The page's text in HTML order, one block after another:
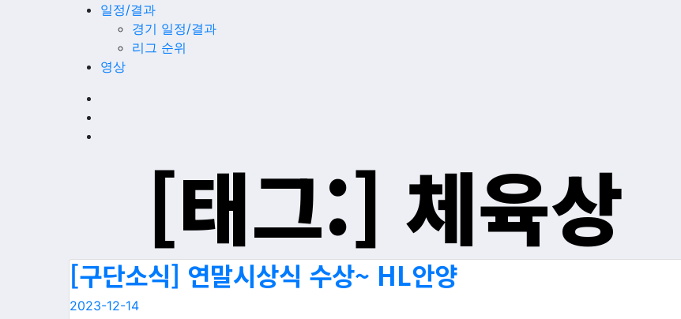
일정/결과
경기 일정/결과
리그 순위
영상
[태그:] 체육상
[구단소식] 연말시상식 수상~ HL안양
2023-12-14